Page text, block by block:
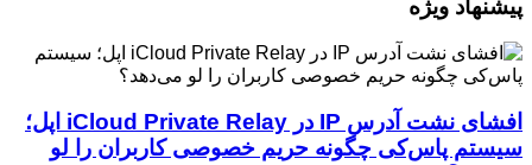
پیشنهاد ویژه
افشای نشت آدرس IP در iCloud Private Relay اپل؛
سیستم پاس‌کی چگونه حریم خصوصی کاربران را لو